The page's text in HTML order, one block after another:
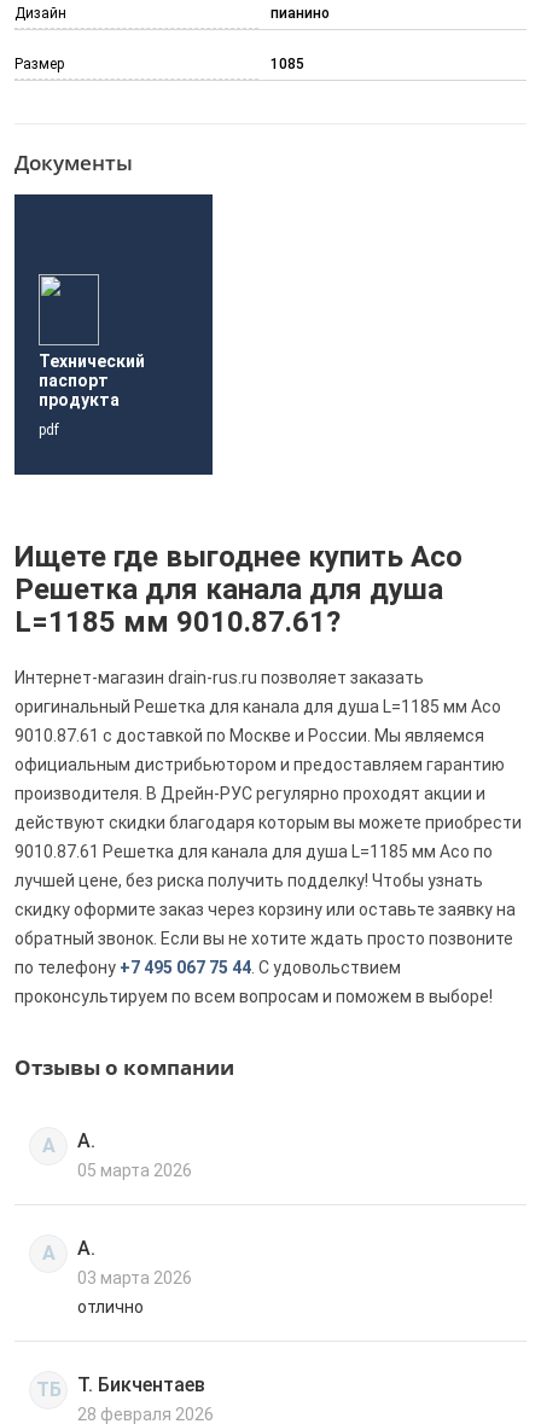
Дизайн пианино
Размер 1085
Документы
Технический
паспорт
продукта
pdf
Ищете где выгоднее купить Aco
Решетка для канала для душа
L=1185 мм 9010.87.61?
Интернет-магазин drain-rus.ru позволяет заказать
оригинальный Решетка для канала для душа L=1185 мм Aco
9010.87.61 с доставкой по Москве и России. Мы являемся
официальным дистрибьютором и предоставляем гарантию
производителя. В Дрейн-РУС регулярно проходят акции и
действуют скидки благодаря которым вы можете приобрести
9010.87.61 Решетка для канала для душа L=1185 мм Aco по
лучшей цене, без риска получить подделку! Чтобы узнать
скидку оформите заказ через корзину или оставьте заявку на
обратный звонок. Если вы не хотите ждать просто позвоните
по телефону +7 495 067 75 44 . С удовольствием
проконсультируем по всем вопросам и поможем в выборе!
Отзывы о компании
А А.
05 марта 2026
А А.
03 марта 2026
отлично
ТБ Т. Бикчентаев
28 февраля 2026